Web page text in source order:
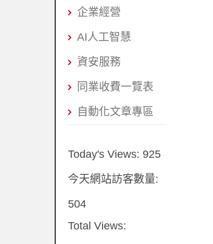
企業經營
AI人工智慧
資安服務
同業收費一覽表
自動化文章專區
Today's Views: 925
今天網站訪客數量:
504
Total Views: